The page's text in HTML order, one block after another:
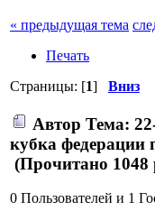
« предыдущая тема
Печать
Страницы: [1] Вниз
Автор Тема:
кубка федерации
(Прочитано 1048
0 Пользователей и 1